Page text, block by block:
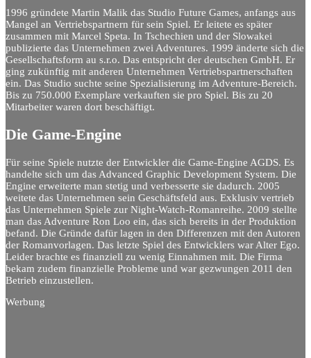
1996 gründete Martin Malik das Studio Future Games, anfangs aus
Mangel an Vertriebspartnern für sein Spiel. Er leitete es später
zusammen mit Marcel Speta. In Tschechien und der Slowakei
publizierte das Unternehmen zwei Adventures. 1999 änderte sich die
Gesellschaftsform au s.r.o. Das entspricht der deutschen GmbH. Er
ging zukünftig mit anderen Unternehmen Vertriebspartnerschaften
ein. Das Studio suchte seine Spezialisierung im Adventure-Bereich.
Bis zu 750.000 Exemplare verkauften sie pro Spiel. Bis zu 20
Mitarbeiter waren dort beschäftigt.
Die Game-Engine
Für seine Spiele nutzte der Entwickler die Game-Engine AGDS. Es
handelte sich um das Advanced Graphic Development System. Die
Engine erweiterte man stetig und verbesserte sie dadurch. 2005
weitete das Unternehmen sein Geschäftsfeld aus. Exklusiv vertrieb
das Unternehmen Spiele zur Night-Watch-Romanreihe. 2009 stellte
man das Adventure Ron Loo ein, das sich bereits in der Produktion
befand. Die Gründe dafür lagen in den Differenzen mit den Autoren
der Romanvorlagen. Das letzte Spiel des Entwicklers war Alter Ego.
Leider brachte es finanziell zu wenig Einnahmen mit. Die Firma
bekam zudem finanzielle Probleme und war gezwungen 2011 den
Betrieb einzustellen.
Werbung